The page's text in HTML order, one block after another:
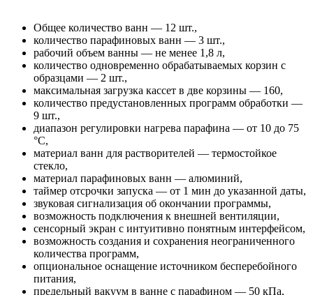
Общее количество ванн — 12 шт.,
количество парафиновых ванн — 3 шт.,
рабочий объем ванны — не менее 1,8 л,
количество одновременно обрабатываемых корзин с
образцами — 2 шт.,
максимальная загрузка кассет в две корзины — 160,
количество предустановленных программ обработки —
9 шт.,
диапазон регулировки нагрева парафина — от 10 до 75
°С,
материал ванн для растворителей — термостойкое
стекло,
материал парафиновых ванн — алюминий,
таймер отсрочки запуска — от 1 мин до указанной даты,
звуковая сигнализация об окончании программы,
возможность подключения к внешней вентиляции,
сенсорный экран с интуитивно понятным интерфейсом,
возможность создания и сохранения неограниченного
количества программ,
опциональное оснащение источником бесперебойного
питания,
предельный вакуум в ванне с парафином — 50 кПа,